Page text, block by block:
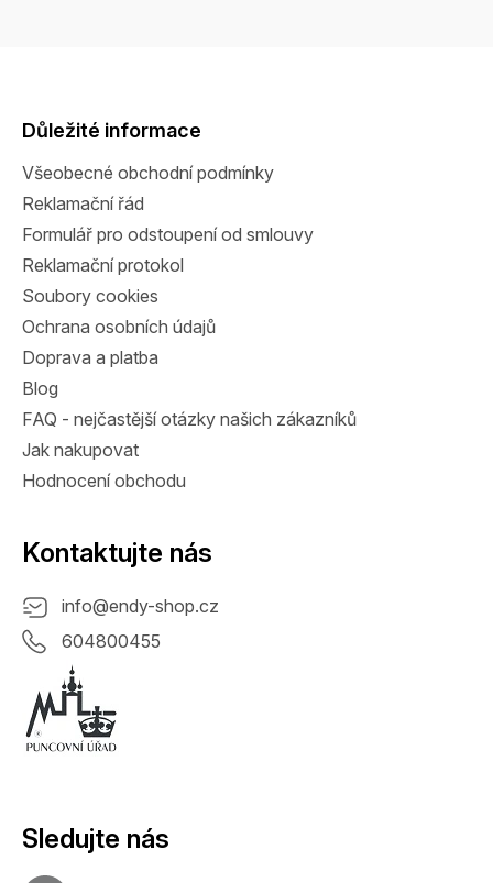
Důležité informace
Všeobecné obchodní podmínky
Reklamační řád
Formulář pro odstoupení od smlouvy
Reklamační protokol
Soubory cookies
Ochrana osobních údajů
Doprava a platba
Blog
FAQ - nejčastější otázky našich zákazníků
Jak nakupovat
Hodnocení obchodu
Kontaktujte nás
info@endy-shop.cz
604800455
Sledujte nás